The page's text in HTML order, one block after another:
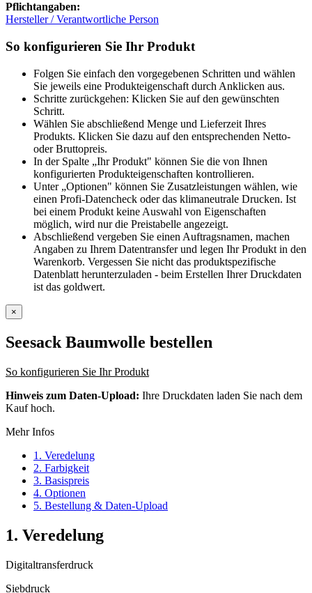
Pflichtangaben:
Hersteller / Verantwortliche Person
So konfigurieren Sie Ihr Produkt
Folgen Sie einfach den vorgegebenen Schritten und wählen
Sie jeweils eine Produkteigenschaft durch Anklicken aus.
Schritte zurückgehen: Klicken Sie auf den gewünschten
Schritt.
Wählen Sie abschließend Menge und Lieferzeit Ihres
Produkts. Klicken Sie dazu auf den entsprechenden Netto-
oder Bruttopreis.
In der Spalte „Ihr Produkt" können Sie die von Ihnen
konfigurierten Produkteigenschaften kontrollieren.
Unter „Optionen" können Sie Zusatzleistungen wählen, wie
einen Profi-Datencheck oder das klimaneutrale Drucken. Ist
bei einem Produkt keine Auswahl von Eigenschaften
möglich, wird nur die Preistabelle angezeigt.
Abschließend vergeben Sie einen Auftragsnamen, machen
Angaben zu Ihrem Datentransfer und legen Ihr Produkt in den
Warenkorb. Vergessen Sie nicht das produktspezifische
Datenblatt herunterzuladen - beim Erstellen Ihrer Druckdaten
ist das goldwert.
×
Seesack Baumwolle bestellen
So konfigurieren Sie Ihr Produkt
Hinweis zum Daten-Upload: Ihre Druckdaten laden Sie nach dem
Kauf hoch.
Mehr Infos
1. Veredelung
2. Farbigkeit
3. Basispreis
4. Optionen
5. Bestellung & Daten-Upload
1. Veredelung
Digitaltransferdruck
Siebdruck